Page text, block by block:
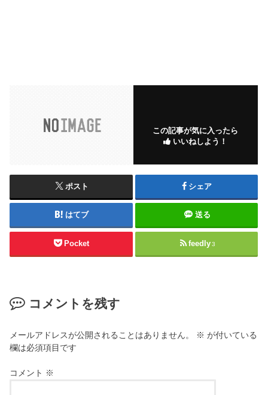
この記事が気に入ったら
いいねしよう！
ポスト シェア
はてブ 送る
Pocket feedly 3
コメントを残す
メールアドレスが公開されることはありません。 ※ が付いている
欄は必須項目です
コメント ※